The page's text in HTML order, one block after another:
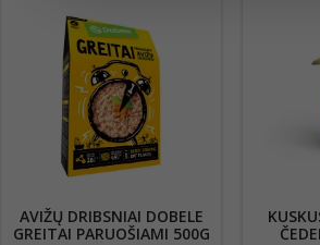
AVIŽŲ DRIBSNIAI DOBELE
GREITAI PARUOŠIAMI 500G